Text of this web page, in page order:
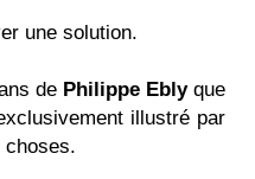
une solution.
de Philippe Eblyque
illustré par
choses.